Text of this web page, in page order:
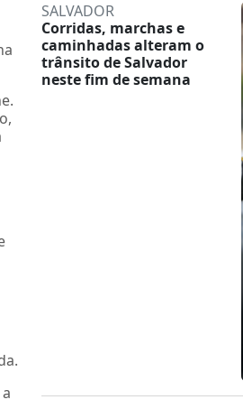
SALVADOR
Corridas, marchas e
caminhadas alteram o
trânsito de Salvador
neste fim de semana